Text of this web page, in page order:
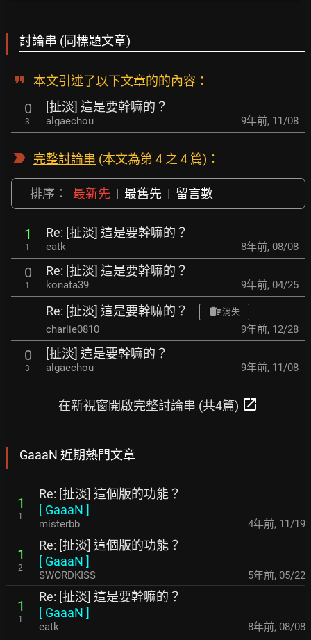
討論串 (同標題文章)
本文引述了以下文章的的內容：
0
3
[扯淡] 這是要幹嘛的？
algaechou 9年前, 11/08
完整討論串 (本文為第 4 之 4 篇)：
排序： 最新先 | 最舊先 | 留言數
1
1
Re: [扯淡] 這是要幹嘛的？
eatk 8年前, 08/08
0
1
Re: [扯淡] 這是要幹嘛的？
konata39 9年前, 04/25
Re: [扯淡] 這是要幹嘛的？ 消失
charlie0810 9年前, 12/28
0
3
[扯淡] 這是要幹嘛的？
algaechou 9年前, 11/08
在新視窗開啟完整討論串 (共4篇) open_in_new
GaaaN 近期熱門文章
1
1
Re: [扯淡] 這個版的功能？
[ GaaaN ]
misterbb 4年前, 11/19
1
2
Re: [扯淡] 這個版的功能？
[ GaaaN ]
SWORDKISS 5年前, 05/22
1
1
Re: [扯淡] 這是要幹嘛的？
[ GaaaN ]
eatk 8年前, 08/08